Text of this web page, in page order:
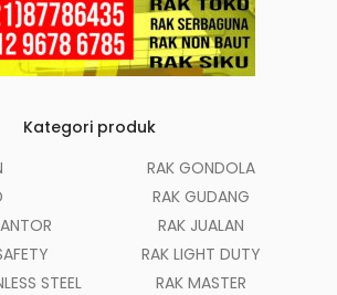
Kategori produk
STEEL
RAK GONDOLA
RAK GUDANG
RAK JUALAN
RAK LIGHT DUTY
RAK MASTER